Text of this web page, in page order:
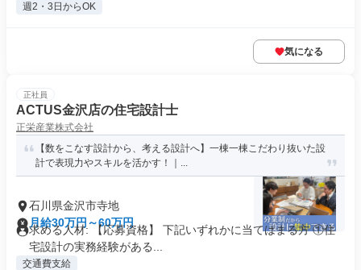
週2・3日からOK
気になる
正社員
ACTUS金沢店の住宅設計士
正栄産業株式会社
【数をこなす設計から、考える設計へ】一棟一棟こだわり抜いた設
計で表現力やスキルを活かす！｜...
石川県金沢市寺地
月給30万円～60万円
求める人材: 【応募資格】 下記いずれかに当てはまる方 ①住
宅設計の実務経験がある...
交通費支給